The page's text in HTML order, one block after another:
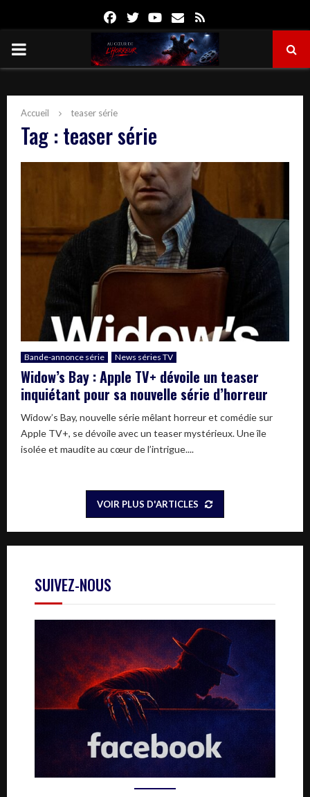
FacebookTwitterYoutube
Email
PRIMARY
Accueil teaser série
Tag : teaser série
Bande-annonce série News séries TV
Widow’s Bay : Apple TV+ dévoile un teaser
inquiétant pour sa nouvelle série d’horreur
Widow’s Bay, nouvelle série mêlant horreur et comédie sur
Apple TV+, se dévoile avec un teaser mystérieux. Une île
isolée et maudite au cœur de l’intrigue....
VOIR PLUS D'ARTICLES
SUIVEZ-NOUS